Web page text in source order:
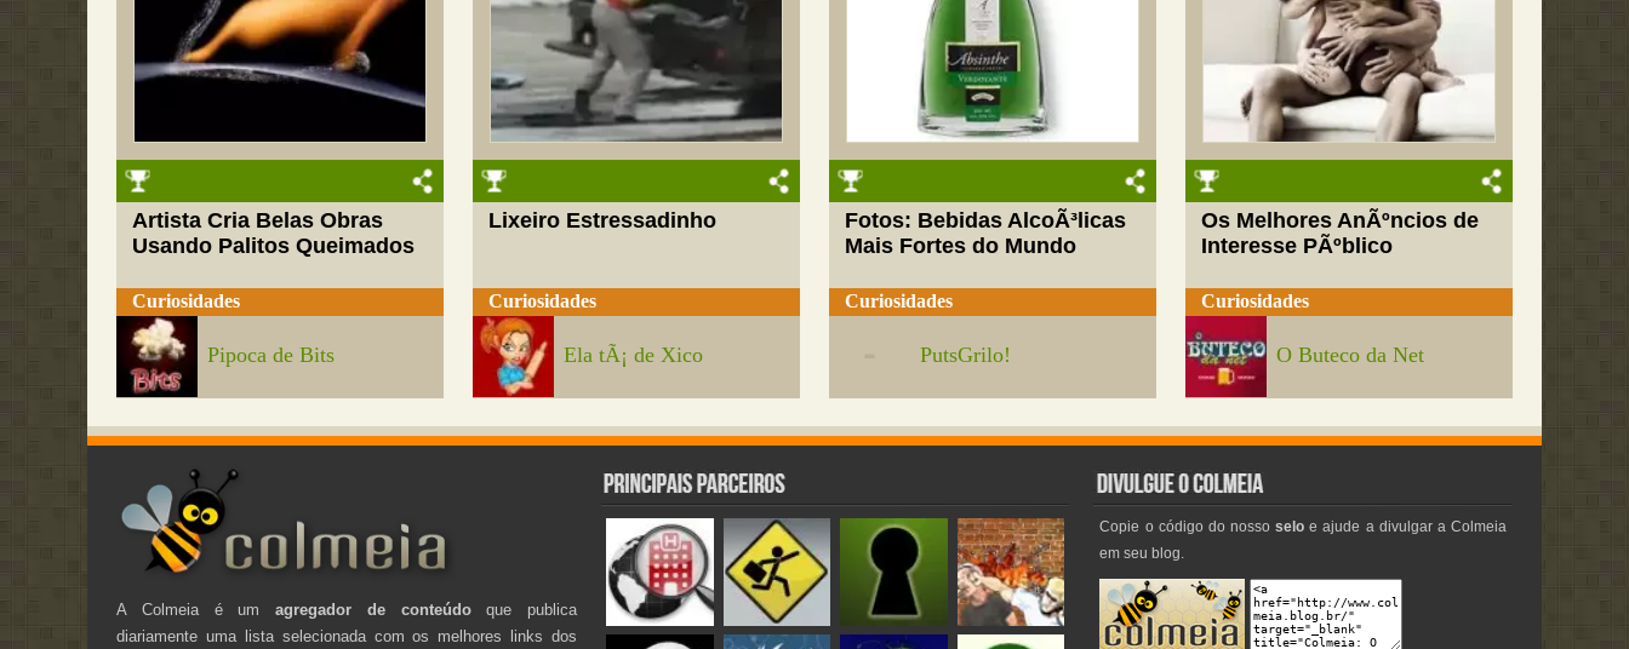
Artista Cria Belas Obras
Usando Palitos Queimados
Curiosidades
Pipoca de Bits
Lixeiro Estressadinho
Curiosidades
Ela tÃ¡ de Xico
Fotos: Bebidas AlcoÃ³licas
Mais Fortes do Mundo
Curiosidades
PutsGrilo!
Os Melhores AnÃºncios de
Interesse PÃºblico
Curiosidades
O Buteco da Net
A Colmeia é umagregador de conteúdoque publica
diariamente uma lista selecionada com os melhores links dos
Copie o código do nossoselo e ajude a divulgar a Colmeia
em seu blog.